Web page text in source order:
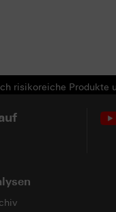
risikoreiche